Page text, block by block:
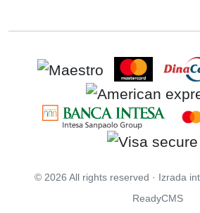
© 2026 All rights reserved · Izrada
ReadyCMS